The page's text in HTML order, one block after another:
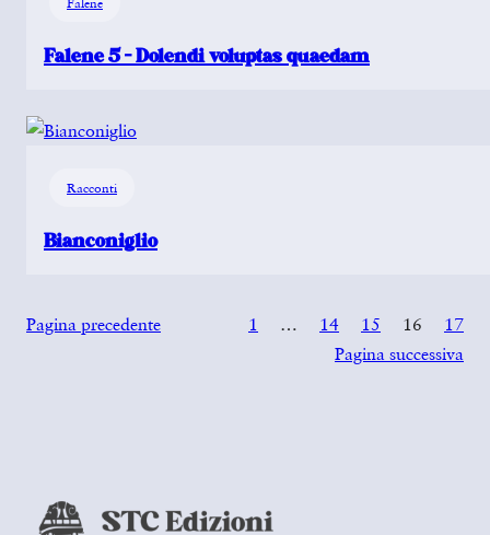
Falene 5 – Dolendi voluptas quaedam
Racconti
Bianconiglio
Pagina precedente 1 … 14 15 16
17
Pagina successiva